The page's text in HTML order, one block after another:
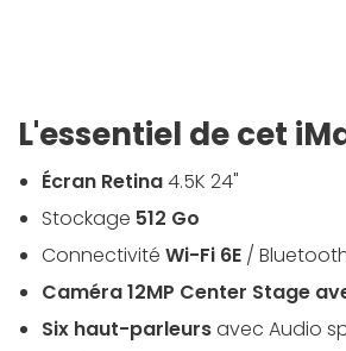
L'essentiel de cet
Écran Retina4.5K 24"
Stockage 512 Go
Connectivité Wi-Fi 6E /
Caméra 12MP Center Stage
Six haut-parleursavec Audio